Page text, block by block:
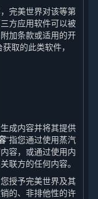
完美世界对该等第
方应用软件可以被
加条款或适用的开
取的此类软件，
成内容并将其提供
”指您通过使用蒸汽
容，或通过使用内
联方的任何内容。
授予完美世界及其
的、非排他性的许